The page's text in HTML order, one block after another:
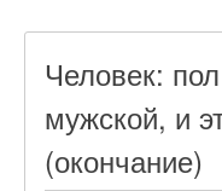
Человек:
мужской, и
(окончание)